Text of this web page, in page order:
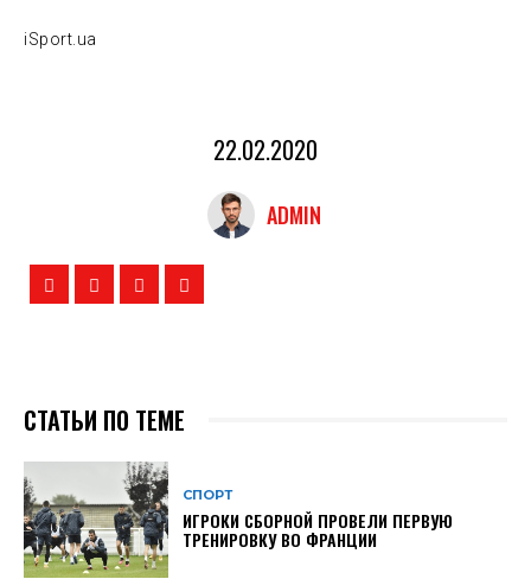
iSport.ua
22.02.2020
ADMIN
СТАТЬИ ПО ТЕМЕ
СПОРТ
ИГРОКИ СБОРНОЙ ПРОВЕЛИ ПЕРВУЮ
ТРЕНИРОВКУ ВО ФРАНЦИИ